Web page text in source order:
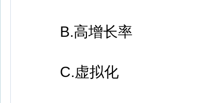
B.高增长率
C.虚拟化